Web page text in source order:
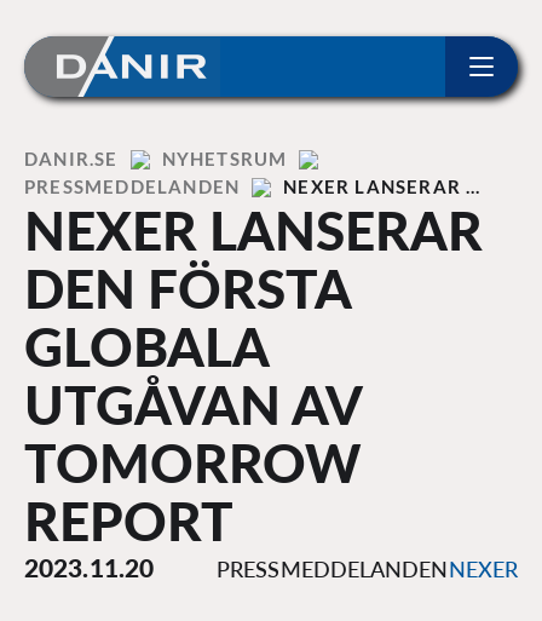
Home
DANIR
NYHETSRUM
PRESSMEDDELANDEN
NEXER LANSERAR …
NEXER LANSERAR
DEN FÖRSTA
GLOBALA
UTGÅVAN AV
TOMORROW
REPORT
2023.11.20 PRESSMEDDELANDENNEXER